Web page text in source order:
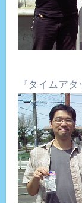
『タイムア